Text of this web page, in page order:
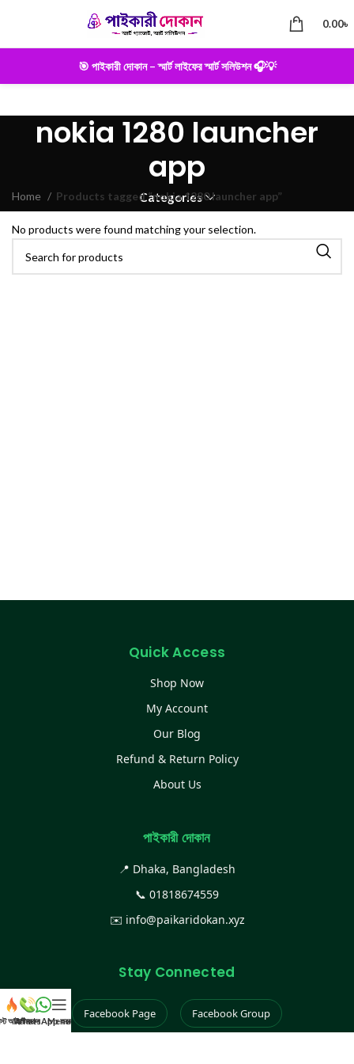
0.00৳
🎯 পাইকারী দোকান – স্মার্ট লাইফের স্মার্ট সলিউশন 🎧💡
nokia 1280 launcher
app
Categories
Home Products tagged “nokia 1280 launcher app”
No products were found matching your selection.
Quick Access
Shop Now
My Account
Our Blog
Refund & Return Policy
About Us
পাইকারী দোকান
📍 Dhaka, Bangladesh
📞 01818674559
✉️ info@paikaridokan.xyz
Stay Connected
Facebook Page Facebook Group
আইটেম
কল করুন
WhatsApp করুন
Menu